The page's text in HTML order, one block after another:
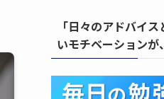
「日々のアドバイ
いモチベーションが